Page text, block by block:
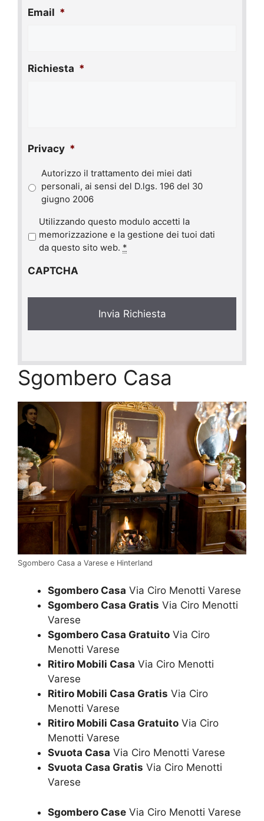
Email *
Richiesta *
Privacy *
Autorizzo il trattamento dei miei dati
personali, ai sensi del D.lgs. 196 del 30
giugno 2006
r
a
y
Utilizzando questo modulo accetti la
memorizzazione e la gestione dei tuoi dati
da questo sito web. *
CAPTCHA
Sgombero Casa
Sgombero Casa a Varese e Hinterland
Sgombero Casa Via Ciro Menotti Varese
Sgombero Casa Gratis Via Ciro Menotti
Varese
Sgombero Casa Gratuito Via Ciro
Menotti Varese
Ritiro Mobili Casa Via Ciro Menotti
Varese
Ritiro Mobili Casa Gratis Via Ciro
Menotti Varese
Ritiro Mobili Casa Gratuito Via Ciro
Menotti Varese
Svuota Casa Via Ciro Menotti Varese
Svuota Casa Gratis Via Ciro Menotti
Varese
Sgombero Case Via Ciro Menotti Varese